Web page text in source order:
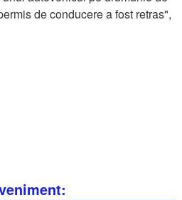
de conducere a fost retras",